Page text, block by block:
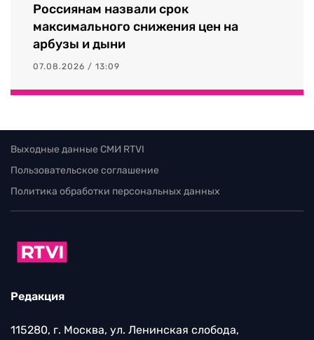
Россиянам назвали срок
максимального снижения цен на
арбузы и дыни
07.08.2026 / 13:09
Выходные данные СМИ RTVI
Пользовательское соглашение
Политика обработки персональных данных
Редакция
115280, г. Москва, ул. Ленинская слобода,